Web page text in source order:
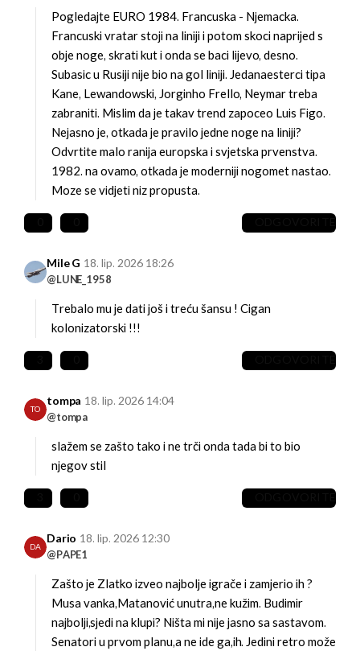
Pogledajte EURO 1984. Francuska - Njemacka.
Francuski vratar stoji na liniji i potom skoci naprijed s
obje noge, skrati kut i onda se baci lijevo, desno.
Subasic u Rusiji nije bio na gol liniji. Jedanaesterci tipa
Kane, Lewandowski, Jorginho Frello, Neymar treba
zabraniti. Mislim da je takav trend zapoceo Luis Figo.
Nejasno je, otkada je pravilo jedne noge na liniji?
Odvrtite malo ranija europska i svjetska prvenstva.
1982. na ovamo, otkada je moderniji nogomet nastao.
Moze se vidjeti niz propusta.
Mile G
@LUNE_1958
18. lip. 2026 18:26
Trebalo mu je dati još i treću šansu ! Cigan
kolonizatorski !!!
TO
tompa
@tompa
18. lip. 2026 14:04
slažem se zašto tako i ne trči ondatada bi to bio
njegov stil
DA
Dario
@PAPE1
18. lip. 2026 12:30
Zašto je Zlatko izveo najbolje igrače i zamjerio ih ?
Musa vanka,Matanović unutra,ne kužim. Budimir
najbolji,sjedi na klupi? Ništa mi nije jasno sa sastavom.
Senatori u prvom planu,a ne ide ga,ih. Jedini retro može